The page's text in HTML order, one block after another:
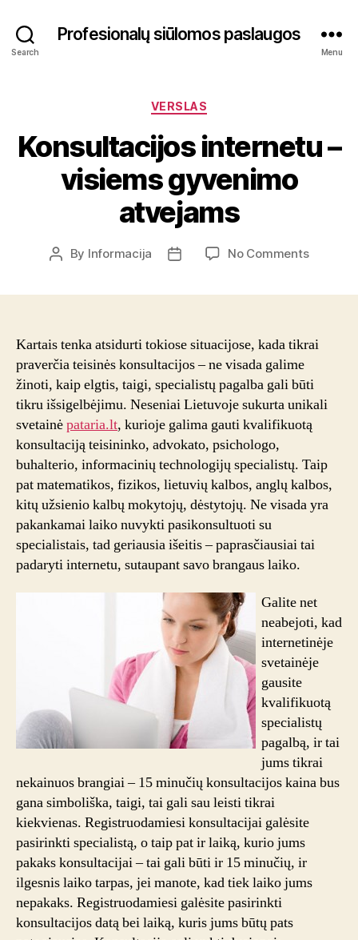
Search
Profesionalų siūlomos paslaugos
Menu
Categories
VERSLAS
Konsultacijos internetu –
visiems gyvenimo
atvejams
Post
By Informacija
Post
No Commentson
Kartais tenka atsidurti tokiose situacijose, kada tikrai
praverčia teisinės konsultacijos – ne visada galime
žinoti, kaip elgtis, taigi, specialistų pagalba gali būti
tikru išsigelbėjimu. Neseniai Lietuvoje sukurta unikali
svetainėpataria.lt, kurioje galima gauti kvalifikuotą
konsultaciją teisininko, advokato, psichologo,
buhalterio, informacinių technologijų specialistų. Taip
pat matematikos, fizikos, lietuvių kalbos, anglų kalbos,
kitų užsienio kalbų mokytojų, dėstytojų. Ne visada yra
pakankamai laiko nuvykti pasikonsultuoti su
specialistais, tad geriausia išeitis – paprasčiausiai tai
padaryti internetu, sutaupant savo brangaus laiko.
Galite net
neabejoti, kad
internetinėje
svetainėje
gausite
kvalifikuotą
specialistų
pagalbą, ir tai
jums tikrai
nekainuos brangiai – 15 minučių konsultacijos kaina bus
gana simboliška, taigi, tai gali sau leisti tikrai
kiekvienas. Registruodamiesi konsultacijai galėsite
pasirinkti specialistą, o taip pat ir laiką, kurio jums
pakaks konsultacijai – tai gali būti ir 15 minučių, ir
ilgesnis laiko tarpas, jei manote, kad tiek laiko jums
nepakaks. Registruodamiesi galėsite pasirinkti
konsultacijos datą bei laiką, kuris jums būtų pats